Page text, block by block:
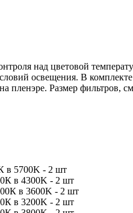
над цветовой
освещения. В
пленэре. Размер
в 5700K - 2 шт
в 4300K - 2 шт
в 3600K - 2 шт
в 3200K - 2 шт